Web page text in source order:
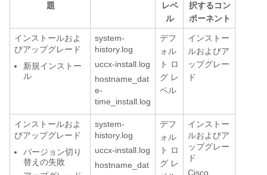
題
レベ
ル
択するコン
ポーネント
インストールおよ
びアップグレード
新規インストー
ル
system-
history.log
uccx-install.log
hostname_dat
e-
time_install.log
デフ
ォル
ト ロ
グ レ
ベル
インストー
ルおよびア
ップグレー
ド
インストールおよ
びアップグレード
バージョン切り
替えの失敗
system-
history.log
uccx-install.log
hostname_dat
デフ
ォル
ト ロ
グ レ
インストー
ルおよびア
ップグレー
ド
Cisco